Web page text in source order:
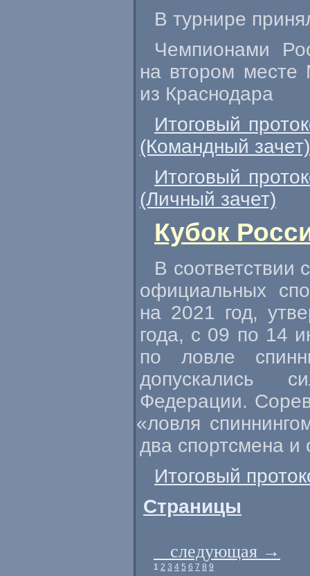
В турнире
Чемпионами
на втором месте
из Краснодара
Итоговый
(Командный зачет)
Итоговый
(Личный зачет)
Кубок
В соответствии
официальных
на 2021 год,
года, с 09 по 14
по ловле
допускались
Федерации.
«ловля
два спортсмена и
Итоговый
Страницы
следующая →
1 2 3 4 5 6 7 8 9